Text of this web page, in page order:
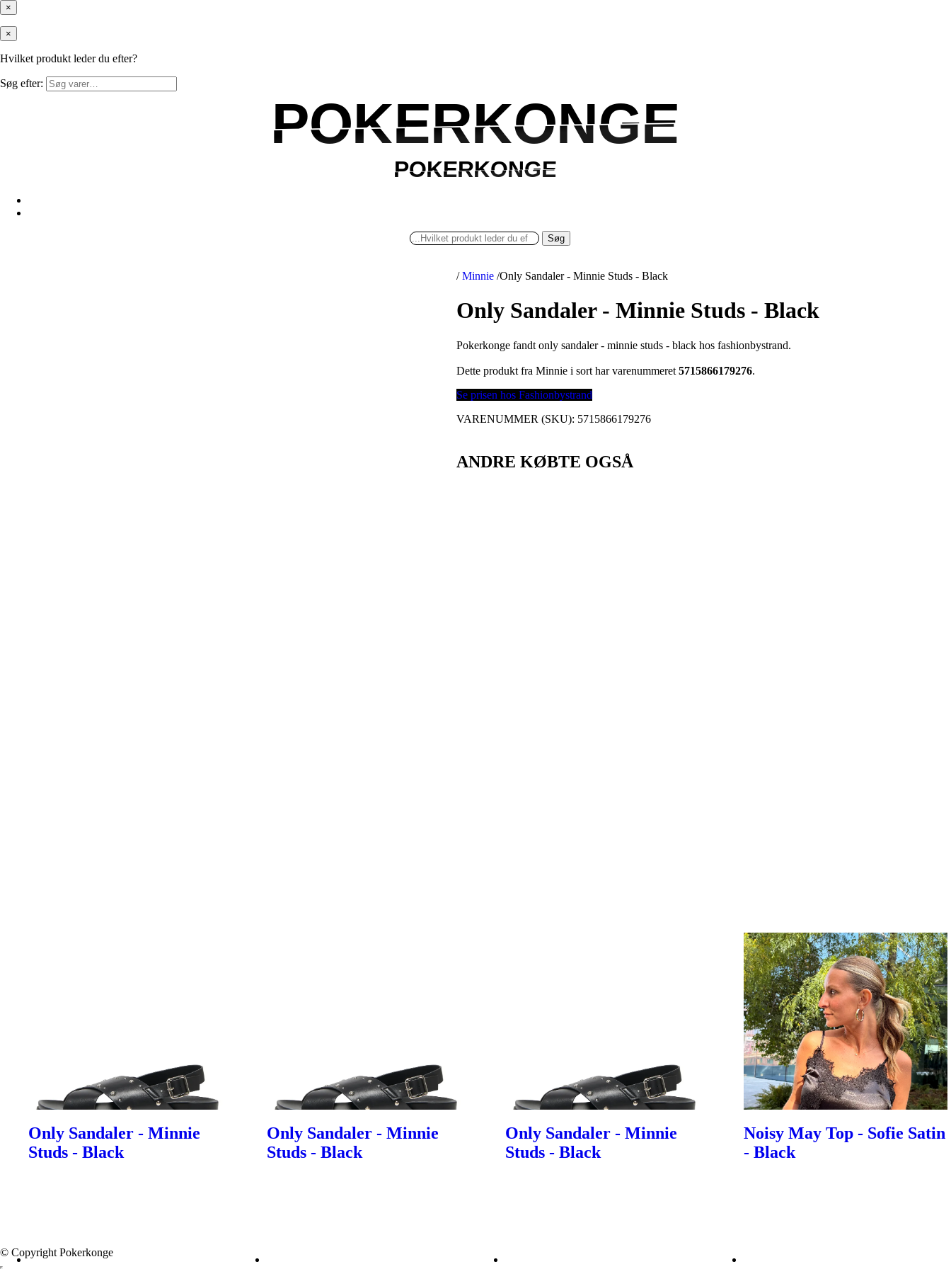
×
×
Hvilket produkt leder du efter?
Søg efter:
POKERKONGE
POKERKONGE
POKERKONGE
POKERKONGE
Søg
/ Minnie /Only Sandaler - Minnie Studs - Black
Only Sandaler - Minnie Studs - Black
Pokerkonge fandt only sandaler - minnie studs - black hos fashionbystrand.
Dette produkt fra Minnie i sort har varenummeret5715866179276.
Se prisen hos Fashionbystrand
VARENUMMER (SKU): 5715866179276
ANDRE KØBTE OGSÅ
Only Sandaler - Minnie
Studs - Black
Only Sandaler - Minnie
Studs - Black
Only Sandaler - Minnie
Studs - Black
Noisy May Top - Sofie Satin
- Black
© Copyright Pokerkonge